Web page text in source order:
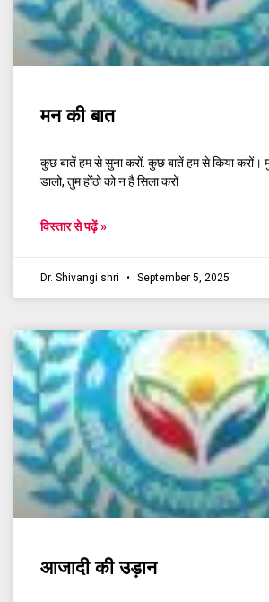
मन की बात
कुछ बातें हम से सुना करों. कुछ बातें हम से किया करों।
डालो, तुम होंठो को न है सिला करों
विस्तार से पढ़ें »
Dr. Shivangi shri September 5, 2025
आजादी की उड़ान